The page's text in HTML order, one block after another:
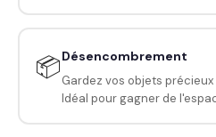
📦Désencombrement
Gardez vos objets
Idéal pour gagner de